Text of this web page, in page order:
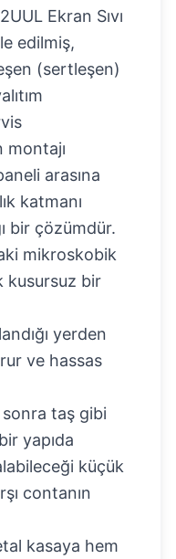
Ekran Sıvı
edilmiş,
(sertleşen)
arasına
katmanı
bir çözümdür.
mikroskobik
kusursuz bir
yerden
ve hassas
taş gibi
yapıda
küçük
contanın
kasaya hem